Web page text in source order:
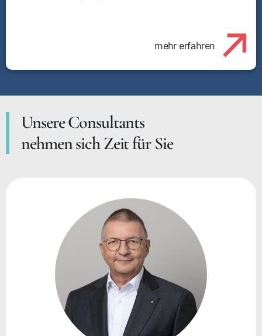
mehr erfahren
Unsere Consultants
nehmen sich Zeit für Sie